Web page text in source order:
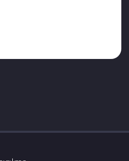
de Adli
Yeri Güvenliği ve
ve çalışmayı